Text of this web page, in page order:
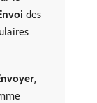
des
,